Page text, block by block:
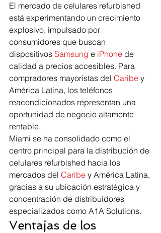
El mercado de celulares refurbished
está experimentando un crecimiento
explosivo, impulsado por
consumidores que buscan
dispositivos Samsung e iPhone de
calidad a precios accesibles. Para
compradores mayoristas del Caribe y
América Latina, los teléfonos
reacondicionados representan una
oportunidad de negocio altamente
rentable.
Miami se ha consolidado como el
centro principal para la distribución de
celulares refurbished hacia los
mercados del Caribe y América Latina,
gracias a su ubicación estratégica y
concentración de distribuidores
especializados como A1A Solutions.
Ventajas de los